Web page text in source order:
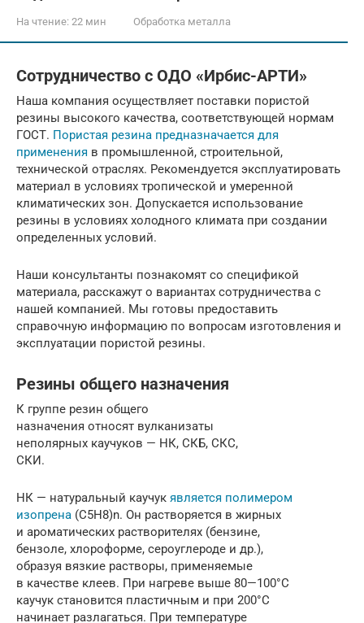
На чтение: 22 мин Обработка металла
Сотрудничество с ОДО «Ирбис-АРТИ»
Наша компания осуществляет поставки пористой
резины высокого качества, соответствующей нормам
ГОСТ. Пористая резина предназначается для
применения в промышленной, строительной,
технической отраслях. Рекомендуется эксплуатировать
материал в условиях тропической и умеренной
климатических зон. Допускается использование
резины в условиях холодного климата при создании
определенных условий.
Наши консультанты познакомят со спецификой
материала, расскажут о вариантах сотрудничества с
нашей компанией. Мы готовы предоставить
справочную информацию по вопросам изготовления и
эксплуатации пористой резины.
Резины общего назначения
К группе резин общего
назначения относят вулканизаты
неполярных каучуков — НК, СКБ, СКС,
СКИ.
НК — натуральный каучук является полимером
изопрена (С5Н8)n. Он растворяется в жирных
и ароматических растворителях (бензине,
бензоле, хлороформе, сероуглероде и др.),
образуя вязкие растворы, применяемые
в качестве клеев. При нагреве выше 80—100°С
каучук становится пластичным и при 200°С
начинает разлагаться. При температуре